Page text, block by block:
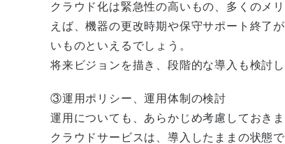
クラウド化は緊急性の高いもの、多くのメ
えば、機器の更改時期や保守サポート終了
いものといえるでしょう。
将来ビジョンを描き、段階的な導入も検討
③運用ポリシー、運用体制の検討
運用についても、あらかじめ考慮しておきま
クラウドサービスは、導入したままの状態